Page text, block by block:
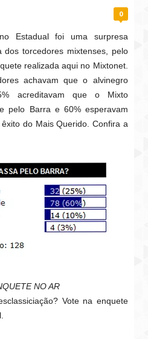
0
Estadual foi uma surpresa
dos torcedores mixtenses, pelo
realizada aqui no Mixtonet.
achavam que o alvinegro
acreditavam que o Mixto
pelo Barra e 60% esperavam
do Mais Querido. Confira a
NO AR
Vote na enquete